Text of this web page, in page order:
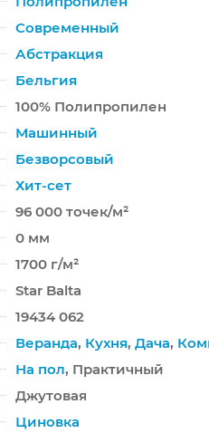
Современный
Абстракция
Бельгия
100% Полипропилен
Машинный
Безворсовый
Хит-сет
96 000 точек/м²
0 мм
1700 г/м²
Star Balta
19434 062
Веранда, Кухня, Дача,
На пол, Практичный
Джутовая
Циновка